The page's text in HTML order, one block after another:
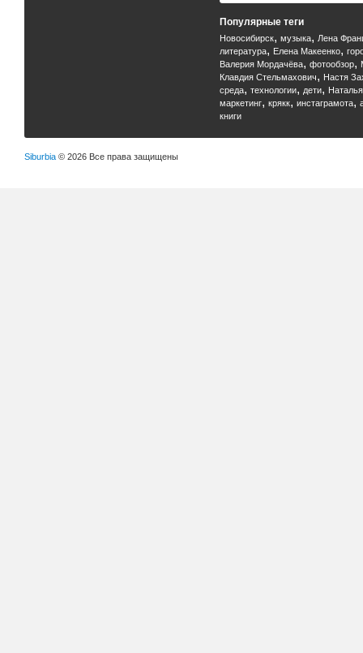
Популярные теги
Новосибирск, музыка, Лена
литература, Елена Макеенко,
Валерия Мордачёва, фотообзор,
Клавдия Стельмахович, Настя
среда, технологии, дети,
маркетинг, крякк, инстаграмота,
книги
Siburbia © 2026 Все права защищены